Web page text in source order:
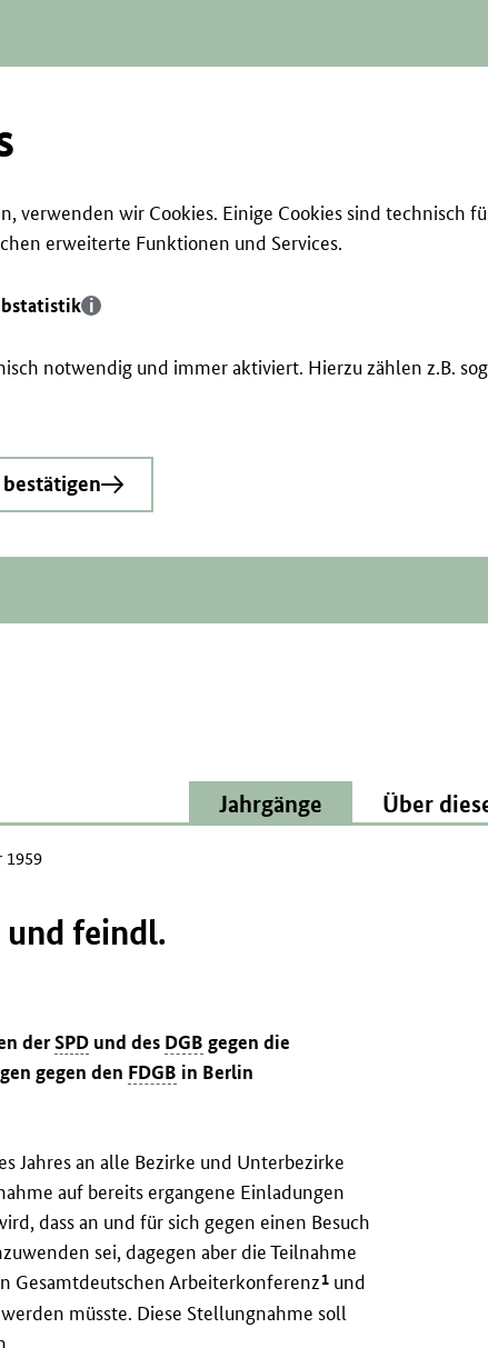
verwenden wir Cookies. Einige Cookies sind technisch
erweiterte Funktionen und Services.
notwendig und immer aktiviert. Hierzu zählen z.B.
Jahrgänge Über
1959
und feindl.
derSPD und des DGB gegen die
gegen den FDGB in Berlin
Jahres an alle Bezirke und Unterbezirke
auf bereits ergangene Einladungen
dass an und für sich gegen einen Besuch
sei, dagegen aber die Teilnahme
Gesamtdeutschen Arbeiterkonferenz1 und
müsste. Diese Stellungnahme soll